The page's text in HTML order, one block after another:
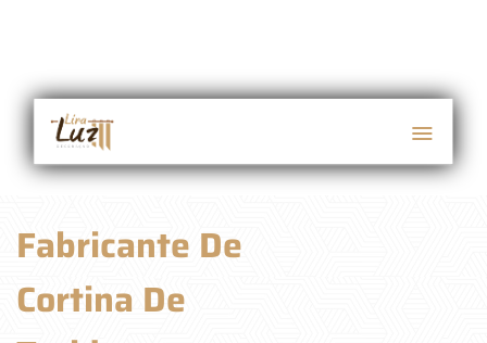
Fabricante De
Cortina De